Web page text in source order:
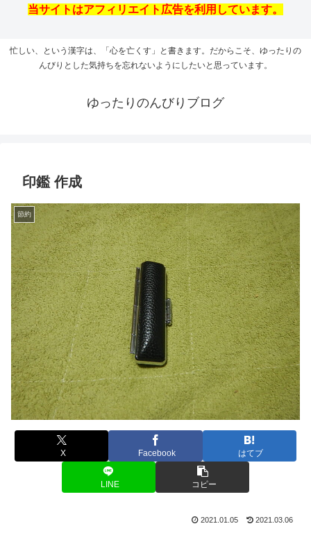
当サイトはアフィリエイト広告を利用しています。
忙しい、という漢字は、「心を亡くす」と書きます。だからこそ、ゆったりの
んびりとした気持ちを忘れないようにしたいと思っています。
ゆったりのんびりブログ
印鑑 作成
節約
X Facebook はてブ
LINE コピー
2021.01.05 2021.03.06